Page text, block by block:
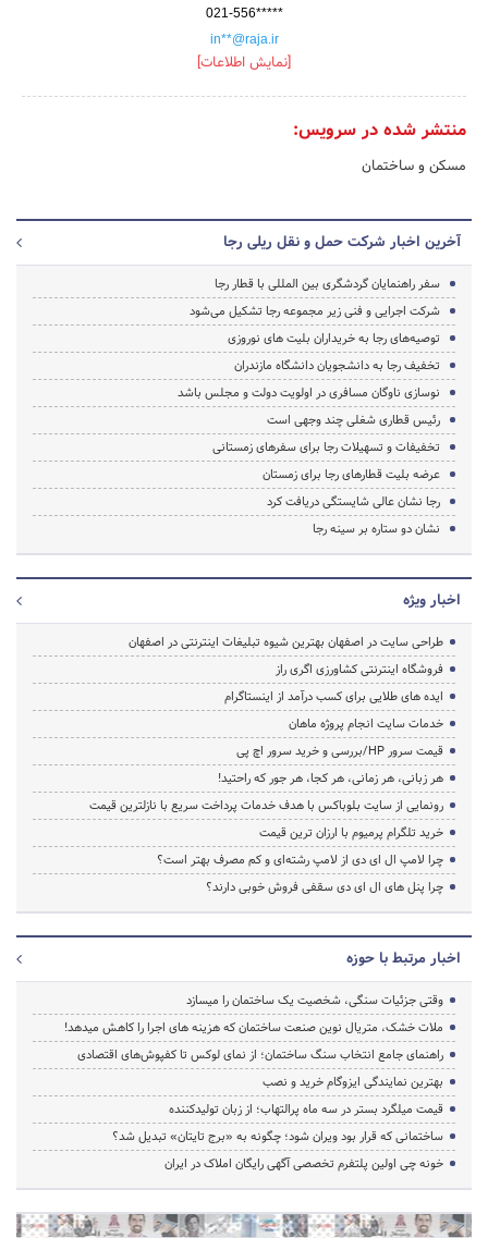
021-556*****
in**@raja.ir
[نمایش اطلاعات]
منتشر شده در سرویس:
مسکن و ساختمان
آخرین اخبار شرکت حمل و نقل ریلی رجا
سفر راهنمایان گردشگری بین المللی با قطار رجا
شرکت اجرایی و فنی زیر مجموعه رجا تشکیل می‌شود
توصیه‌های رجا به خریداران بلیت های نوروزی
تخفیف رجا به دانشجویان دانشگاه مازندران
نوسازی ناوگان مسافری در اولویت دولت و مجلس باشد
رئیس قطاری شغلی چند وجهی است
تخفیفات و تسهیلات رجا برای سفرهای زمستانی
عرضه بلیت قطارهای رجا برای زمستان
رجا نشان عالی شایستگی دریافت کرد
نشان دو ستاره بر سینه رجا
اخبار ویژه
طراحی سایت در اصفهان بهترین شیوه تبلیغات اینترنتی در اصفهان
فروشگاه اینترنتی کشاورزی اگری راز
ایده های طلایی برای کسب درآمد از اینستاگرام
خدمات سایت انجام پروژه ماهان
قیمت سرور HP/بررسی و خرید سرور اچ پی
هر زبانی، هر زمانی، هر کجا، هر جور که راحتید!
رونمایی از سایت بلوباکس با هدف خدمات پرداخت سریع با نازلترین قیمت
خرید تلگرام پرمیوم با ارزان ترین قیمت
چرا لامپ ال ای دی از لامپ رشته‌ای و کم مصرف بهتر است؟
چرا پنل های ال ای دی سقفی فروش خوبی دارند؟
اخبار مرتبط با حوزه
وقتی جزئیات سنگی، شخصیت یک ساختمان را میسازد
ملات خشک، متریال نوین صنعت ساختمان که هزینه‌ های اجرا را کاهش میدهد!
راهنمای جامع انتخاب سنگ ساختمان؛ از نمای لوکس تا کفپوش‌های اقتصادی
بهترین نمایندگی ایزوگام خرید و نصب
قیمت میلگرد بستر در سه ماه پرالتهاب؛ از زبان تولیدکننده
ساختمانی که قرار بود ویران شود؛ چگونه به «برج تایتان» تبدیل شد؟
خونه چی اولین پلتفرم تخصصی آگهی رایگان املاک در ایران